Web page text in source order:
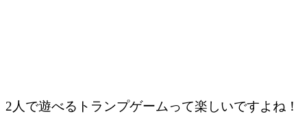
2人で遊べるトランプゲームって楽しいですよね！